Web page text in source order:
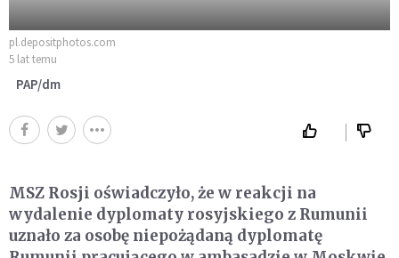
pl.depositphotos.com
5 lat temu
PAP/dm
MSZ Rosji oświadczyło, że w reakcji na
wydalenie dyplomaty rosyjskiego z Rumunii
uznało za osobę niepożądaną dyplomatę